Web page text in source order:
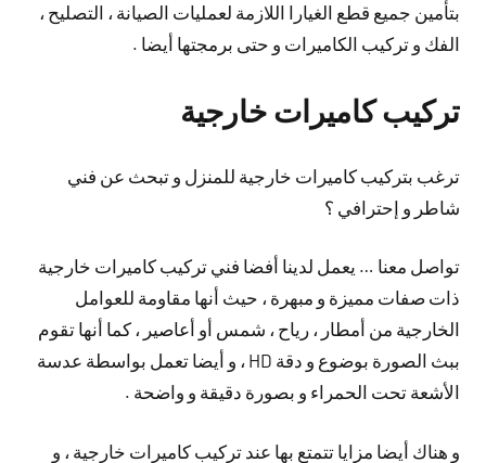
بتأمين جميع قطع الغيارا اللازمة لعمليات الصيانة ، التصليح ،
الفك و تركيب الكاميرات و حتى برمجتها أيضا .
تركيب كاميرات خارجية
ترغب بتركيب كاميرات خارجية للمنزل و تبحث عن فني
شاطر و إحترافي ؟
تواصل معنا … يعمل لدينا أفضا فني تركيب كاميرات خارجية
ذات صفات مميزة و مبهرة ، حيث أنها مقاومة للعوامل
الخارجية من أمطار ، رياح ، شمس أو أعاصير ، كما أنها تقوم
ببث الصورة بوضوع و دقة HD ، و أيضا تعمل بواسطة عدسة
الأشعة تحت الحمراء و بصورة دقيقة و واضحة .
و هناك أيضا مزايا تتمتع بها عند تركيب كاميرات خارجية ، و